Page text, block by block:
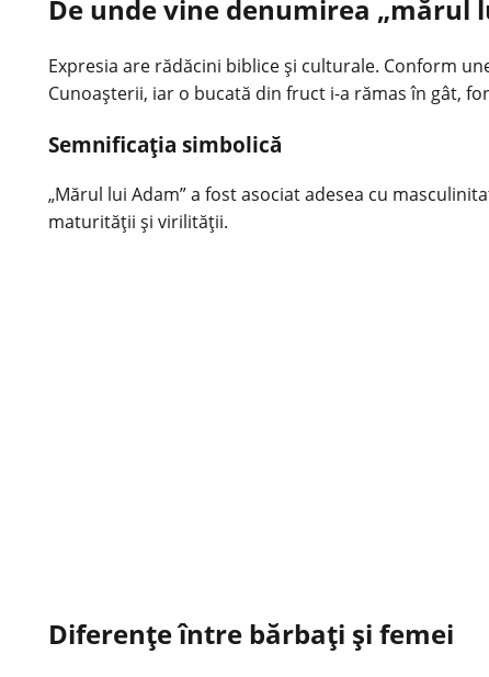
De unde vine denumirea „mărul
Expresia are rădăcini biblice și culturale. Conform
Cunoașterii, iar o bucată din fruct i-a rămas în gât,
Semnificația simbolică
„Mărul lui Adam” a fost asociat adesea cu
maturității și virilității.
Diferențe între bărbați și femei